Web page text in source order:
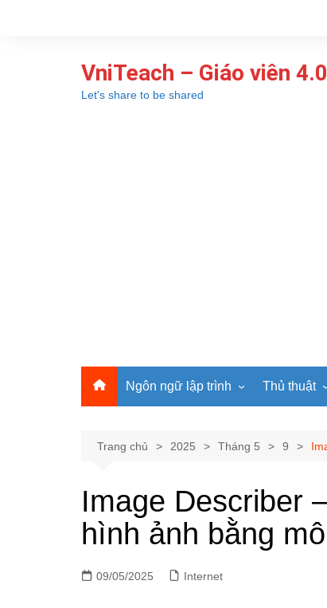
VniTeach – Giáo viên 4.0
Let's share to be shared
Ngôn ngữ lập trình
Lập trình C
Lập trình C++
Lập trình Scratch
Lập trình Web
Thủ thuật
Windows
Internet
Viết
Fonts
Trang chủ 2025 Tháng 5 9
Image Describer
hình ảnh bằng
09/05/2025 Internet